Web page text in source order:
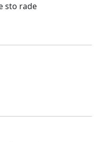
sto rade